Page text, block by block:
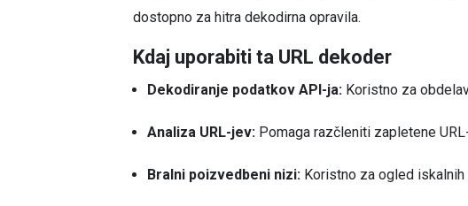
dostopno za hitra dekodirna opravila.
Kdaj uporabiti ta URL dekoder
Dekodiranje podatkov API-ja: Koristno za
Analiza URL-jev: Pomaga razčleniti zapletene
Bralni poizvedbeni nizi: Koristno za ogled